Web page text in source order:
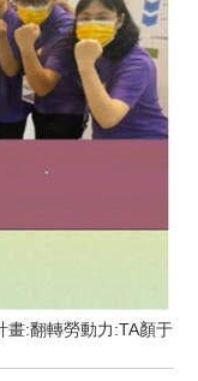
畫:翻轉勞動力:TA顏于